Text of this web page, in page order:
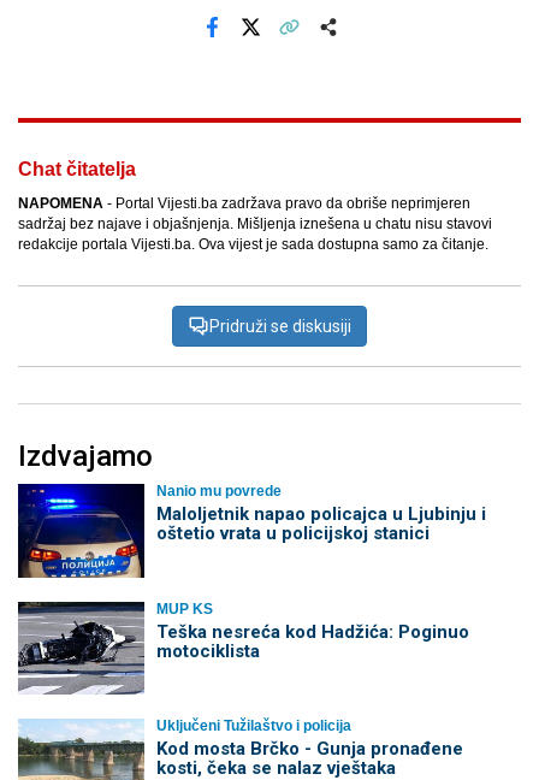
Chat čitatelja
NAPOMENA - Portal Vijesti.ba zadržava pravo da obriše neprimjeren
sadržaj bez najave i objašnjenja. Mišljenja iznešena u chatu nisu stavovi
redakcije portala Vijesti.ba. Ova vijest je sada dostupna samo za čitanje.
Pridruži se diskusiji
Izdvajamo
Nanio mu povrede
Maloljetnik napao policajca u Ljubinju i
oštetio vrata u policijskoj stanici
MUP KS
Teška nesreća kod Hadžića: Poginuo
motociklista
Uključeni Tužilaštvo i policija
Kod mosta Brčko - Gunja pronađene
kosti, čeka se nalaz vještaka